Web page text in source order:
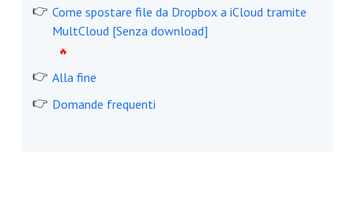
Come spostare file da Dropbox a iCloud tramite
MultCloud [Senza download]
Alla fine
Domande frequenti